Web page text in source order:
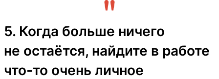
5. Когда больше ничего
не остаётся, найдите в работе
что-то очень личное